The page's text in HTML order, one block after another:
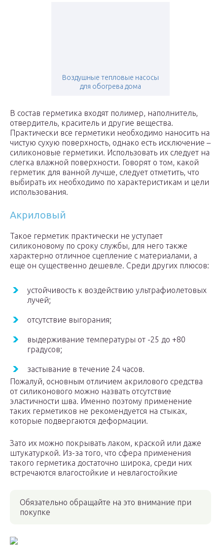
Воздушные тепловые насосы
для обогрева дома
В состав герметика входят полимер, наполнитель,
отвердитель, краситель и другие вещества.
Практически все герметики необходимо наносить на
чистую сухую поверхность, однако есть исключение –
силиконовые герметики. Использовать их следует на
слегка влажной поверхности. Говорят о том, какой
герметик для ванной лучше, следует отметить, что
выбирать их необходимо по характеристикам и цели
использования.
Акриловый
Такое герметик практически не уступает
силиконовому по сроку службы, для него также
характерно отличное сцепление с материалами, а
еще он существенно дешевле. Среди других плюсов:
устойчивость к воздействию ультрафиолетовых
лучей;
отсутствие выгорания;
выдерживание температуры от -25 до +80
градусов;
застывание в течение 24 часов.
Пожалуй, основным отличием акрилового средства
от силиконового можно назвать отсутствие
эластичности шва. Именно поэтому применение
таких герметиков не рекомендуется на стыках,
которые подвергаются деформации.
Зато их можно покрывать лаком, краской или даже
штукатуркой. Из-за того, что сфера применения
такого герметика достаточно широка, среди них
встречаются влагостойкие и невлагостойкие
Обязательно обращайте на это внимание при
покупке